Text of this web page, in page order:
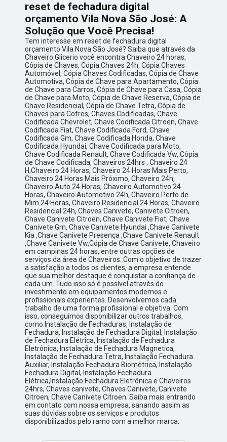
reset de fechadura digital
orçamento Vila Nova São José: A
Solução que Você Precisa!
Tem interesse em reset de fechadura digital
orçamento Vila Nova São José? Saiba que através da
Chaveiro Glicerio você encontra Chaveiro 24 horas,
Cópia de Chaves, Cópia Chaves 24h, Cópia Chaves
Automóvel, Cópia Chaves Codificadas, Cópia de Chave
Automotiva, Cópia de Chave para Apartamento, Cópia
de Chave para Carros, Cópia de Chave para Casa, Cópia
de Chave para Moto, Cópia de Chave Reserva, Cópia de
Chave Residencial, Cópia de Chave Tetra, Cópia de
Chaves para Cofres, Chaves Codificadas, Chave
Codificada Chevrolet, Chave Codificada Citroen, Chave
Codificada Fiat, Chave Codificada Ford, Chave
Codificada Gm, Chave Codificada Honda, Chave
Codificada Hyundai, Chave Codificada para Moto,
Chave Codificada Renault, Chave Codificada Vw, Cópia
de Chave Codificada, Chaveiros 24hrs , Chaveiro 24
H,Chaveiro 24 Horas, Chaveiro 24 Horas Mais Perto,
Chaveiro 24 Horas Mais Próximo, Chaveiro 24h,
Chaveiro Auto 24 Horas, Chaveiro Automotivo 24
Horas, Chaveiro Automotivo 24h, Chaveiro Perto de
Mim 24 Horas, Chaveiro Residencial 24 Horas, Chaveiro
Residencial 24h, Chaves Canivete, Canivete Citroen,
Chave Canivete Citroen, Chave Canivete Fiat, Chave
Canivete Gm, Chave Canivete Hyundai ,Chave Canivete
Kia ,Chave Canivete Presença ,Chave Canivete Renault
,Chave Canivete Vw,Cópia de Chave Canivete, Chaveiro
em campinas 24 horas, entre outras opções de
serviços da área de Chaveiros. Com o objetivo de trazer
a satisfação a todos os clientes, a empresa entende
que sua melhor destaque é conquistar a confiança de
cada um. Tudo isso só é possível através do
investimento em equipamentos modernos e
profissionais experientes. Desenvolvemos cada
trabalho de uma forma profissional e objetiva. Com
isso, conseguimos disponibilizar outros trabalhos,
como Instalação de Fechaduras, Instalação de
Fechadura, Instalação de Fechadura Digital, Instalação
de Fechadura Elétrica, Instalação de Fechadura
Eletrônica, Instalação de Fechadura Magnetica,
Instalação de Fechadura Tetra, Instalação Fechadura
Auxiliar, Instalação Fechadura Biométrica, Instalação
Fechadura Digital, Instalação Fechadura
Elétrica,Instalação Fechadura Eletrônica e Chaveiros
24hrs, Chaves canivete, Chaves Canivete, Canivete
Citroen, Chave Canivete Citroen. Saiba mais entrando
em contato com nossa empresa, sanando assim as
suas dúvidas sobre os serviços e produtos
disponibilizados pelo ramo com a melhor marca.